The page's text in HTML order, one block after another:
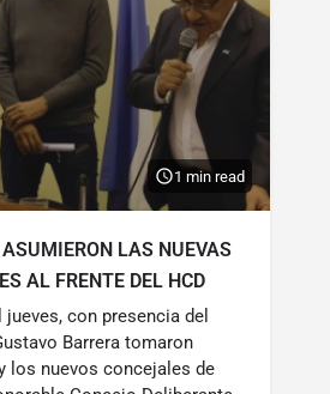
1 min read
LAS NUEVAS
AL FRENTE DEL HCD
jueves, con presencia del
Barrera tomaron
los nuevos concejales de